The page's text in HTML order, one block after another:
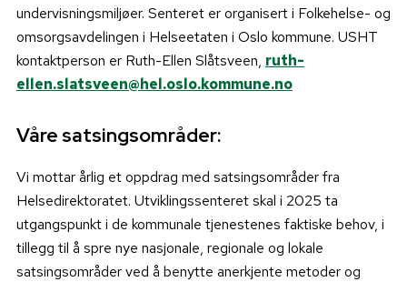
undervisningsmiljøer. Senteret er organisert i Folkehelse- og
omsorgsavdelingen i Helseetaten i Oslo kommune. USHT
kontaktperson er Ruth-Ellen Slåtsveen, ruth-
ellen.slatsveen@hel.oslo.kommune.no
Våre satsingsområder:
Vi mottar årlig et oppdrag med satsingsområder fra
Helsedirektoratet. Utviklingssenteret skal i 2025 ta
utgangspunkt i de kommunale tjenestenes faktiske behov, i
tillegg til å spre nye nasjonale, regionale og lokale
satsingsområder ved å benytte anerkjente metoder og